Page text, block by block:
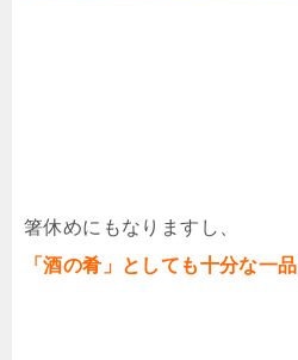
箸休めにもなりますし、
「酒の肴」としても十分な一品